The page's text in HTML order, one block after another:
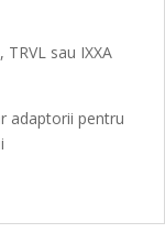
sau IXXA
adaptorii pentru